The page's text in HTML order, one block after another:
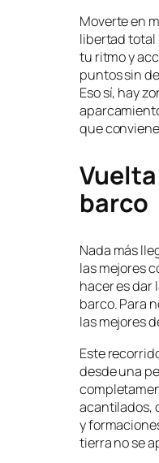
Moverte en
libertad total
tu ritmo y
puntos sin
Eso sí, hay
que
barco
Nada más
las mejores
hacer es dar
barco. Para
las mejores
Este
desde una
acantilados,
y
tierra no se